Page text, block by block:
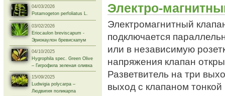
04/03/2026
Potamogeton perfoliatus L.
03/02/2026
Eriocaulon breviscapum -
Эриокаулон бревискапум
04/10/2025
Hygrophila spec. Green Olive
– Гигрофила зеленая оливка
15/09/2025
Ludwigia polycarpa –
Людвигия поликарпа
Электро-
Электромагнитный
подключается
или в независимую
напряжения клапан
Разветвитель на три
выход с клапаном тонкой